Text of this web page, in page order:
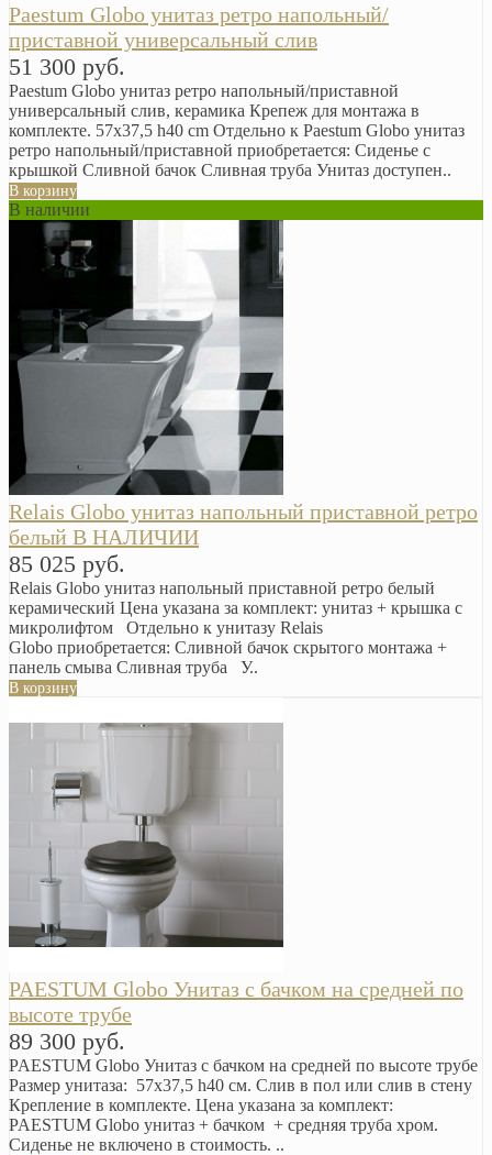
Paestum Globo унитаз ретро напольный/
приставной универсальный слив
51 300 руб.
Paestum Globo унитаз ретро напольный/приставной
универсальный слив, керамика Крепеж для монтажа в
комплекте. 57х37,5 h40 cm Отдельно к Paestum Globo унитаз
ретро напольный/приставной приобретается: Сиденье с
крышкой Сливной бачок Сливная труба Унитаз доступен..
В корзину
В наличии
Relais Globo унитаз напольный приставной ретро
белый В НАЛИЧИИ
85 025 руб.
Relais Globo унитаз напольный приставной ретро белый
керамический Цена указана за комплект: унитаз + крышка с
микролифтом Отдельно к унитазу Relais
Globo приобретается: Сливной бачок скрытого монтажа +
панель смыва Сливная труба У..
В корзину
PAESTUM Globo Унитаз с бачком на средней по
высоте трубе
89 300 руб.
PAESTUM Globo Унитаз с бачком на средней по высоте трубе
Размер унитаза: 57х37,5 h40 см. Слив в пол или слив в стену
Крепление в комплекте. Цена указана за комплект:
PAESTUM Globo унитаз + бачком + средняя труба хром.
Сиденье не включено в стоимость. ..